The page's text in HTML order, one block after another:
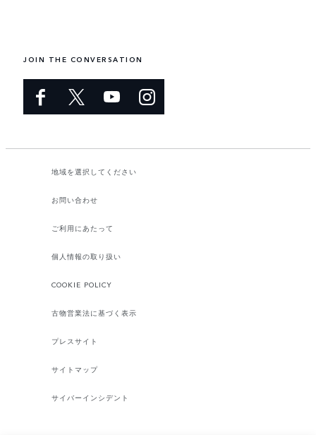
JOIN THE CONVERSATION
地域を選択してください​
お問い合わせ
ご利用にあたって
個人情報の取り扱い
COOKIE POLICY
古物営業法に基づく表示
プレスサイト
サイトマップ
サイバーインシデント